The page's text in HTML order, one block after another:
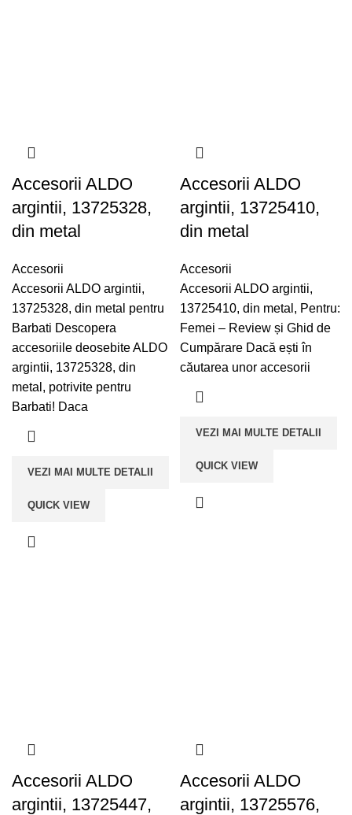
Accesorii ALDO
argintii, 13725328,
din metal
Accesorii
Accesorii ALDO argintii,
13725328, din metal pentru
Barbati Descopera
accesoriile deosebite ALDO
argintii, 13725328, din
metal, potrivite pentru
Barbati! Daca
VEZI MAI MULTE DETALII
QUICK VIEW
Accesorii ALDO
argintii, 13725410,
din metal
Accesorii
Accesorii ALDO argintii,
13725410, din metal, Pentru:
Femei – Review și Ghid de
Cumpărare Dacă ești în
căutarea unor accesorii
VEZI MAI MULTE DETALII
QUICK VIEW
Accesorii ALDO
argintii, 13725447,
Accesorii ALDO
argintii, 13725576,